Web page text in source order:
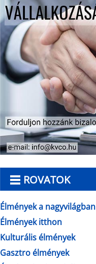
ROVATOK
Élmények a nagyvilágban
Élmények itthon
Kulturális élmények
Gasztro élmények